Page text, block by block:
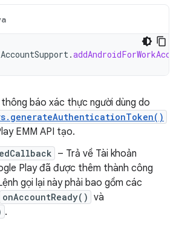
.
báo xác thực người dùng do
EMM API tạo.
– Trả về Tài khoản
Play đã được thêm thành công
gọi lại này phải bao gồm các
onAccountReady() và
.